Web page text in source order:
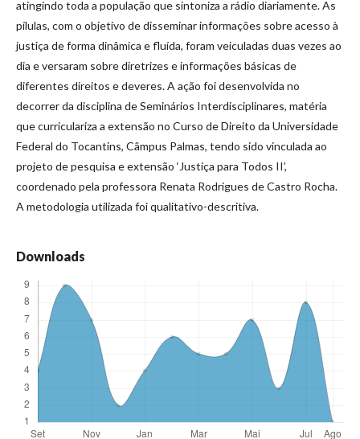
atingindo toda a população que sintoniza a rádio diariamente. As
pílulas, com o objetivo de disseminar informações sobre acesso à
justiça de forma dinâmica e fluída, foram veiculadas duas vezes ao
dia e versaram sobre diretrizes e informações básicas de
diferentes direitos e deveres. A ação foi desenvolvida no
decorrer da disciplina de Seminários Interdisciplinares, matéria
que curriculariza a extensão no Curso de Direito da Universidade
Federal do Tocantins, Câmpus Palmas, tendo sido vinculada ao
projeto de pesquisa e extensão ‘Justiça para Todos II’,
coordenado pela professora Renata Rodrigues de Castro Rocha.
A metodologia utilizada foi qualitativo-descritiva.
Downloads